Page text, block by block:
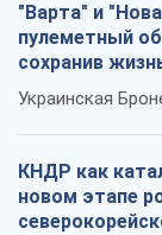
"Варта" и
пулеметный
сохранив
Украинская
КНДР как
новом этапе